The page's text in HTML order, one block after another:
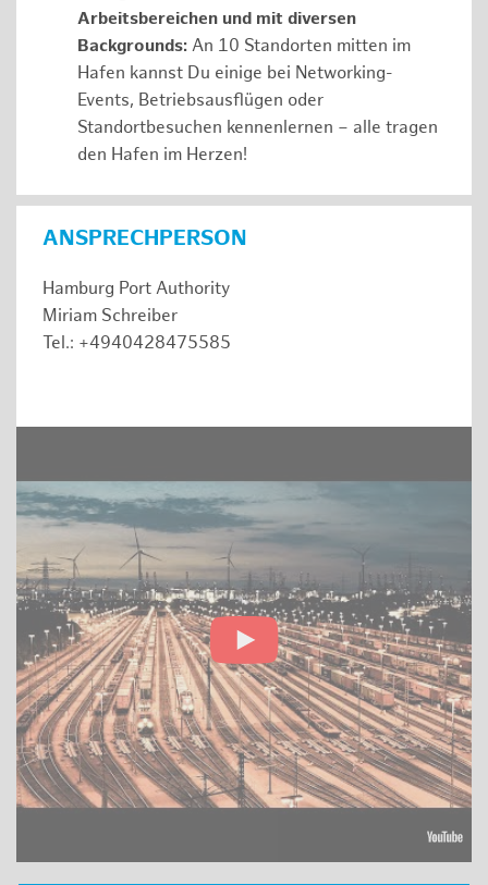
Arbeitsbereichen und mit diversen
Backgrounds: An 10 Standorten mitten im
Hafen kannst Du einige bei Networking-
Events, Betriebsausflügen oder
Standortbesuchen kennenlernen – alle tragen
den Hafen im Herzen!
ANSPRECHPERSON
Hamburg Port Authority
Miriam Schreiber
Tel.: +4940428475585